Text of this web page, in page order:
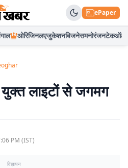
ePaper
ओरिजिनलएजुकेशनबिजनेसमनोरंजनटेकऑटो
लाइटों से जगमग
PM (IST)
विज्ञापन